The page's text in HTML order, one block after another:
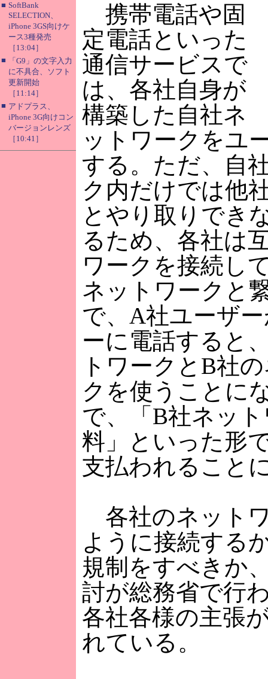
■ SoftBank
SELECTION、
iPhone 3GS向けケ
ース3種発売
［13:04］
■
「G9」の文字入力
に不具合、ソフト
更新開始
［11:14］
■ アドプラス、
iPhone 3G向けコン
バージョンレンズ
［10:41］
携帯電話や固
定電話といった
通信サービスで
は、各社自身が
構築した自社ネ
ットワークをユ
する。ただ、自
ク内だけでは他
とやり取りでき
るため、各社は
ワークを接続し
ネットワークと
で、A社ユーザ
ーに電話すると
トワークとB社
クを使うことに
で、「B社ネッ
料」といった形
支払われること
各社のネット
ように接続する
規制をすべきか
討が総務省で行
各社各様の主張
れている。